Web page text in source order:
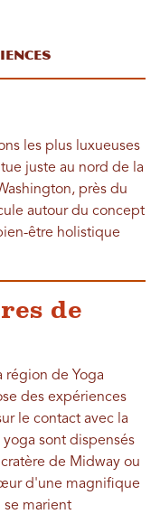
les plus luxueuses
juste au nord de la
près du
autour du concept
être holistique
de
région de Yoga
des expériences
le contact avec la
sont dispensés
de Midway ou
d'une magnifique
marient